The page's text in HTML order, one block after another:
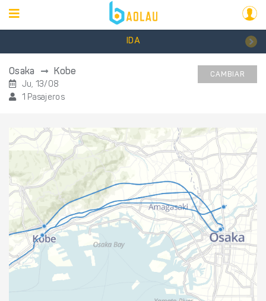
IDA
Osaka Kobe
Ju, 13/08
1 Pasajeros
CAMBIAR